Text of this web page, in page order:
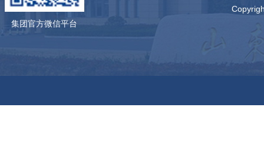
集团官方微信平台